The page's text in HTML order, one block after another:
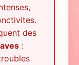
des
: